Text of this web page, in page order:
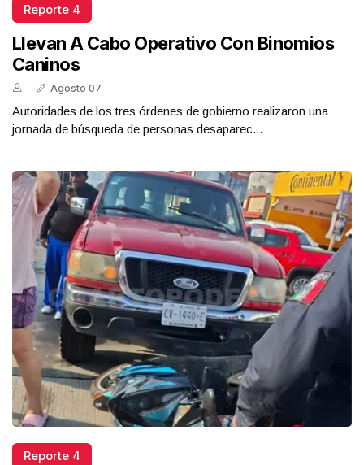
Reporte 4
Llevan A Cabo Operativo Con Binomios
Caninos
Agosto 07
Autoridades de los tres órdenes de gobierno realizaron una
jornada de búsqueda de personas desaparec...
Reporte 4